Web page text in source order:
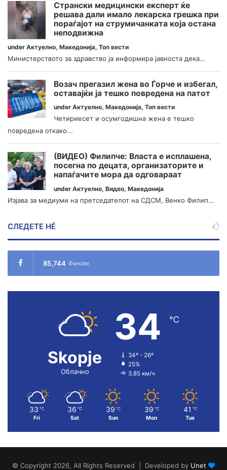
Странски медицински експерт ќе
решава дали имало лекарска грешка при
пораѓајот на струмичанката која остана
неподвижна
under Актуелно, Македонија, Топ вести
Министерството за здравство ја информира јавноста дека...
Возач прегазил жена во Ѓорче и избегал,
оставајќи ја тешко повредена на патот
under Актуелно, Македонија, Топ вести
Четириесет и осумгодишна жена е тешко
повредена откако...
(ВИДЕО) Филипче: Власта е исплашена,
посегна по децата, организаторите и
напаѓачите мора да одговараат
under Актуелно, Видео, Македонија
Изјава за медиуми на претседателот на СДСМ, Венко Филип...
СЛЕДЕТЕ НÉ
85,744 Фанови
Skopje
Облачно
34 ℃
34º - 26º
25%
3.85 км/ч
33 ℃
Fri
36 ℃
Sat
39 ℃
Sun
39 ℃
Mon
41 ℃
Tue
© Copyright 2026, All Rights Reserved | Developed by Unet